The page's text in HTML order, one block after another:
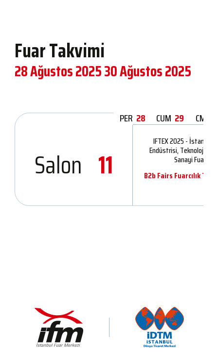
Fuar Takvimi
28 Ağustos 202530 Ağustos 2025
PER 28 CUM 29 CMT
Salon 11
IFTEX 2025 - İstanbul
Endüstrisi, Teknolojileri
Sanayi Fuarı
B2b Fairs Fuarcılık Tic.